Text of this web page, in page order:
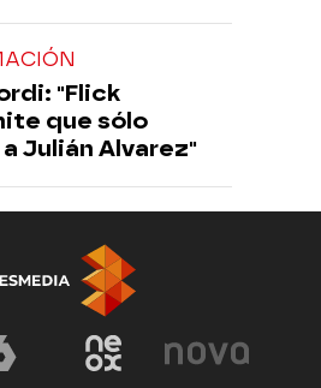
"Flick
que sólo
Julián Alvarez"